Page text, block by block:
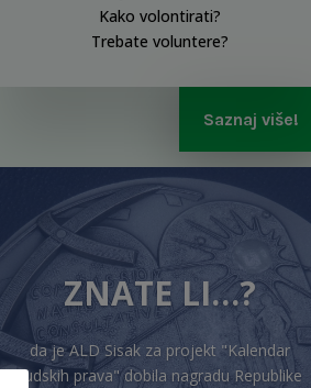
Kako volontirati?
Trebate voluntere?
Saznaj više!
ZNATE LI…?
da je ALD Sisak za projekt "Kalendar
ljudskih prava" dobila nagradu Republike